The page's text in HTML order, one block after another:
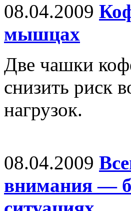
08.04.2009
мышцах
Две чашки
снизить риск
нагрузок.
08.04.2009
внимания —